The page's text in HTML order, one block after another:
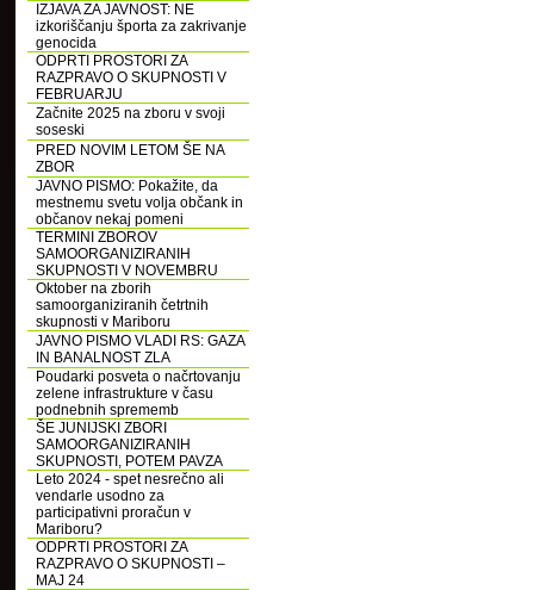
IZJAVA ZA JAVNOST: NE
izkoriščanju športa za zakrivanje
genocida
ODPRTI PROSTORI ZA
RAZPRAVO O SKUPNOSTI V
FEBRUARJU
Začnite 2025 na zboru v svoji
soseski
PRED NOVIM LETOM ŠE NA
ZBOR
JAVNO PISMO: Pokažite, da
mestnemu svetu volja občank in
občanov nekaj pomeni
TERMINI ZBOROV
SAMOORGANIZIRANIH
SKUPNOSTI V NOVEMBRU
Oktober na zborih
samoorganiziranih četrtnih
skupnosti v Mariboru
JAVNO PISMO VLADI RS: GAZA
IN BANALNOST ZLA
Poudarki posveta o načrtovanju
zelene infrastrukture v času
podnebnih sprememb
ŠE JUNIJSKI ZBORI
SAMOORGANIZIRANIH
SKUPNOSTI, POTEM PAVZA
Leto 2024 - spet nesrečno ali
vendarle usodno za
participativni proračun v
Mariboru?
ODPRTI PROSTORI ZA
RAZPRAVO O SKUPNOSTI –
MAJ 24